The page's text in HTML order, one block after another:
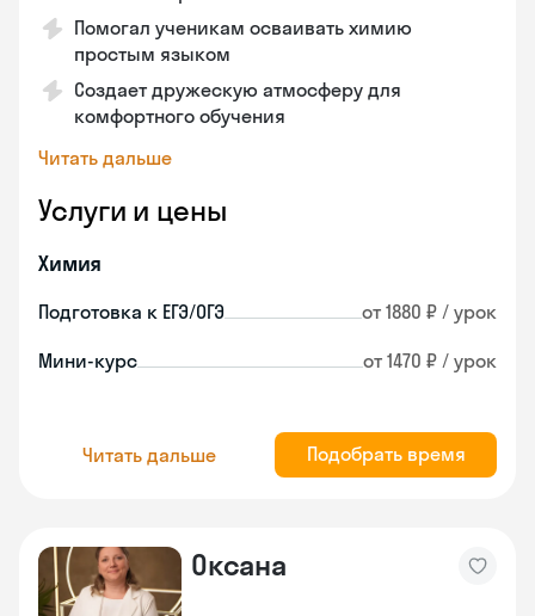
Помогал ученикам осваивать химию
простым языком
Создает дружескую атмосферу для
комфортного обучения
Читать дальше
Услуги и цены
Химия
Подготовка к ЕГЭ/ОГЭ от 1880 ₽ / урок
Мини-курс от 1470 ₽ / урок
Читать дальше Подобрать время
Оксана